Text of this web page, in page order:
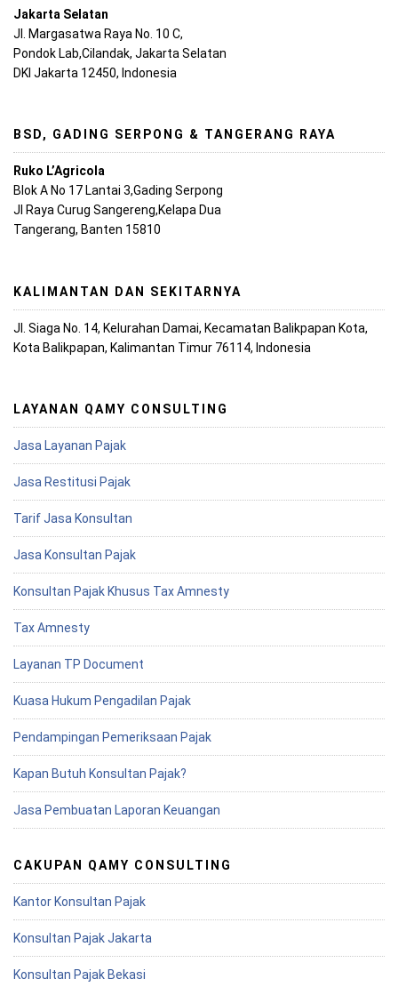
Jakarta Selatan
Jl. Margasatwa Raya No. 10 C,
Pondok Lab,Cilandak, Jakarta Selatan
DKI Jakarta 12450, Indonesia
BSD, GADING SERPONG & TANGERANG RAYA
Ruko L’Agricola
Blok A No 17 Lantai 3,Gading Serpong
Jl Raya Curug Sangereng,Kelapa Dua
Tangerang, Banten 15810
KALIMANTAN DAN SEKITARNYA
Jl. Siaga No. 14, Kelurahan Damai, Kecamatan Balikpapan Kota,
Kota Balikpapan, Kalimantan Timur 76114, Indonesia
LAYANAN QAMY CONSULTING
Jasa Layanan Pajak
Jasa Restitusi Pajak
Tarif Jasa Konsultan
Jasa Konsultan Pajak
Konsultan Pajak Khusus Tax Amnesty
Tax Amnesty
Layanan TP Document
Kuasa Hukum Pengadilan Pajak
Pendampingan Pemeriksaan Pajak
Kapan Butuh Konsultan Pajak?
Jasa Pembuatan Laporan Keuangan
CAKUPAN QAMY CONSULTING
Kantor Konsultan Pajak
Konsultan Pajak Jakarta
Konsultan Pajak Bekasi